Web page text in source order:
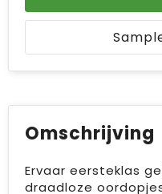
Omschrijving
Ervaar eersteklas
draadloze